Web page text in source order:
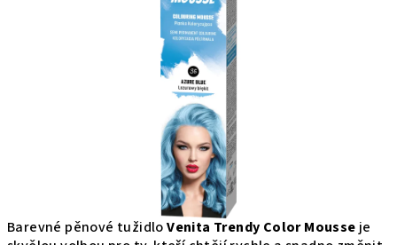
Barevné pěnové tužidloVenita Trendy Color Mousse je